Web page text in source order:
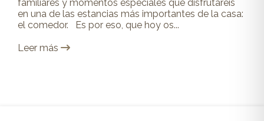
familiares y momentos especiales que disfrutaréis
en una de las estancias más importantes de la casa:
el comedor. Es por eso, que hoy os...
Leer más